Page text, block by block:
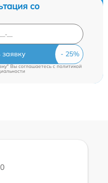
со
заявку
Вы соглашаетесь c политикой